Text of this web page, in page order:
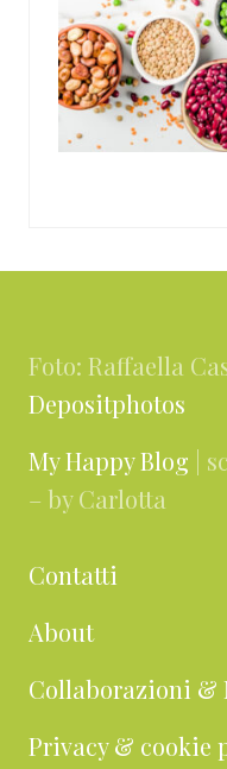
Foto: Raffaella
Depositphotos
My Happy Blog |
– by Carlotta
Contatti
About
Collaborazioni &
Privacy & cookie